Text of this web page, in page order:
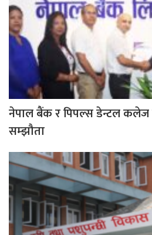
नेपाल बैंक र पिपल्स डेन्टल कलेज
सम्झौता